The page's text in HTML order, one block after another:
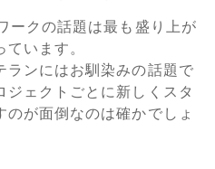
ークの話題は最も盛り上が
います。
ランにはお馴染みの話題で
ジェクトごとに新しくスタ
が面倒なのは確かでしょ